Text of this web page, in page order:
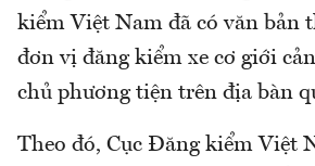
kiểm Việt Nam đã có văn bản
đơn vị đăng kiểm xe cơ giới
chủ phương tiện trên địa bàn
Theo đó, Cục Đăng kiểm Việt